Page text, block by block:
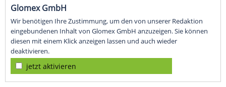
Glomex GmbH
Wir benötigen Ihre Zustimmung, um den von unserer Redaktion
eingebundenen Inhalt von Glomex GmbH anzuzeigen. Sie können
diesen mit einem Klick anzeigen lassen und auch wieder
deaktivieren.
jetzt aktivieren